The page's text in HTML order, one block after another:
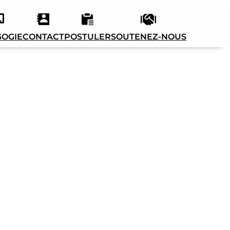
CONTACTPOSTULERSOUTENEZ-NOUS